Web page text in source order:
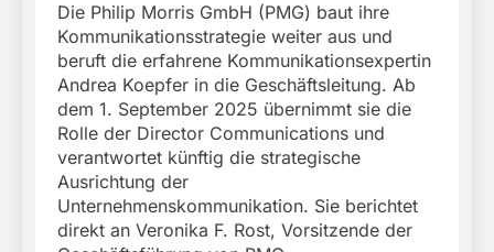
Die Philip Morris GmbH (PMG) baut ihre
Kommunikationsstrategie weiter aus und
beruft die erfahrene Kommunikationsexpertin
Andrea Koepfer in die Geschäftsleitung. Ab
dem 1. September 2025 übernimmt sie die
Rolle der Director Communications und
verantwortet künftig die strategische
Ausrichtung der
Unternehmenskommunikation. Sie berichtet
direkt an Veronika F. Rost, Vorsitzende der